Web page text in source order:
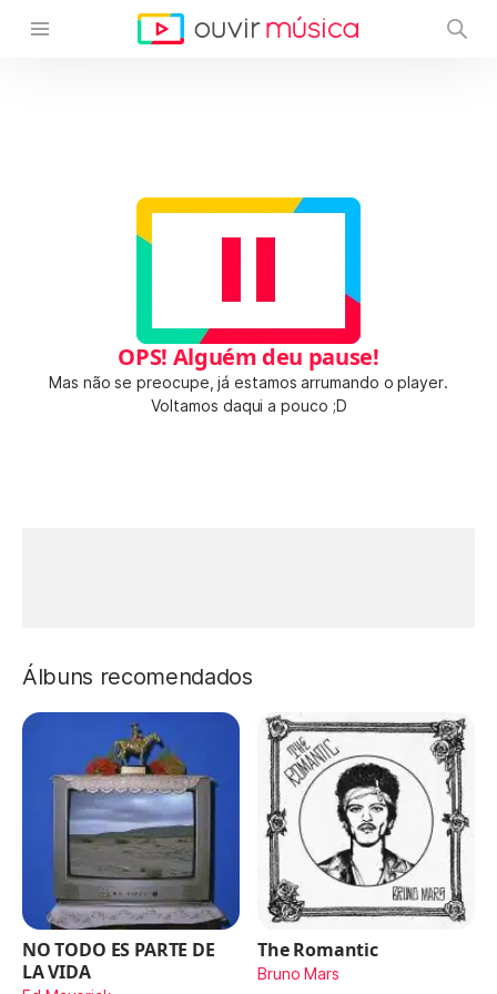
OPS! Alguém deu pause!
Mas não se preocupe, já estamos arrumando o player.
Voltamos daqui a pouco ;D
Álbuns recomendados
NO TODO ES PARTE DE
LA VIDA
The Romantic
Bruno Mars